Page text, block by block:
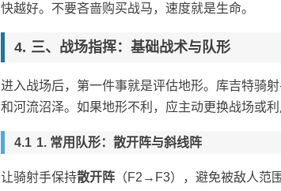
快越好。不要吝啬购买战马，速度就是生命。
三、战场指挥：基础战术与队形
进入战场后，第一件事就是评估地形。库吉特骑
和河流沼泽。如果地形不利，应主动更换战场或利
1. 常用队形：散开阵与斜线阵
让骑射手保持散开阵 （F2→F3），避免被敌人范